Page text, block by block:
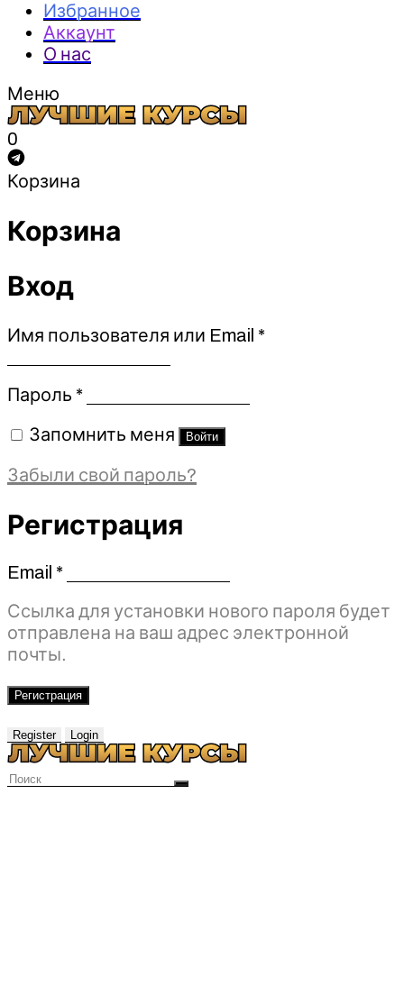
Избранное
Аккаунт
О нас
Меню
0
Корзина
Корзина
Вход
Имя пользователя или Email *Обязательно
Пароль *Обязательно
Запомнить меня Войти
Забыли свой пароль?
Регистрация
Email *Обязательно
Ссылка для установки нового пароля будет
отправлена ​​на ваш адрес электронной
почты.
Регистрация
Register Login